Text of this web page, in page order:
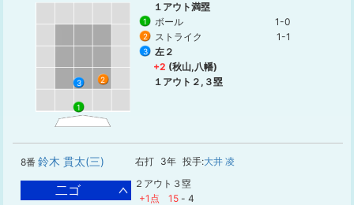
1
2
3
１アウト満塁
1 ボール 1-0
2 ストライク 1-1
3
左２
+2 (秋山,八幡)
１アウト２,３塁
8番 鈴木 貫太(三) 右打 3年 投手:大井 凌
二ゴ
２アウト３塁
+1点
15 - 4